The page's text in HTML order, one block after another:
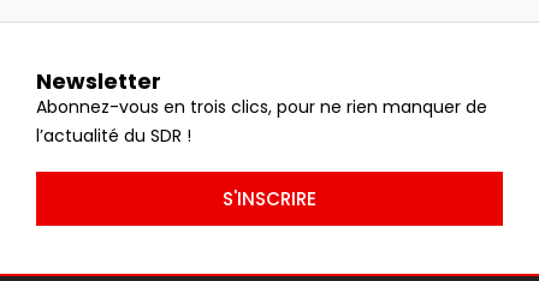
Newsletter
Abonnez-vous en trois clics, pour ne rien manquer de
l’actualité du SDR !
S'INSCRIRE